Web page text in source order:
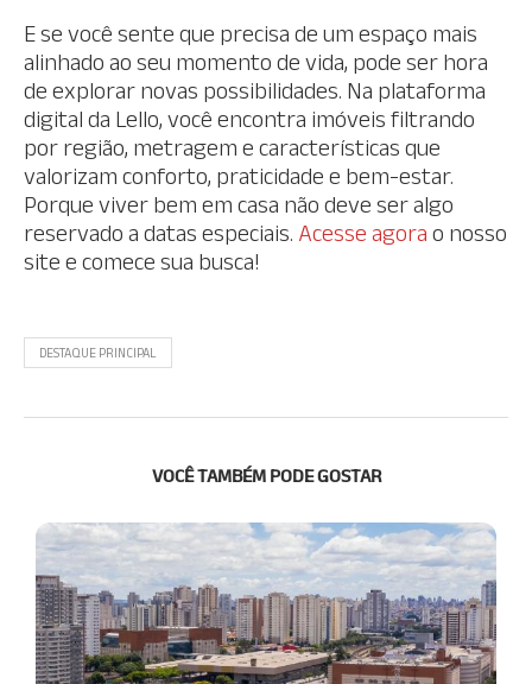
E se você sente que precisa de um espaço mais
alinhado ao seu momento de vida, pode ser hora
de explorar novas possibilidades. Na plataforma
digital da Lello, você encontra imóveis filtrando
por região, metragem e características que
valorizam conforto, praticidade e bem-estar.
Porque viver bem em casa não deve ser algo
reservado a datas especiais. Acesse agora o nosso
site e comece sua busca!
DESTAQUE PRINCIPAL
VOCÊ TAMBÉM PODE GOSTAR